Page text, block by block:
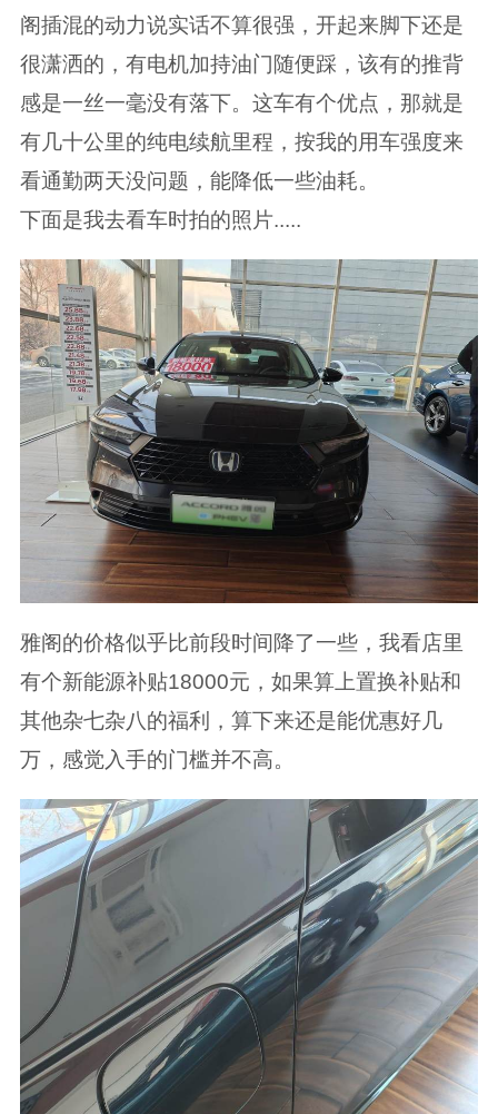
阁插混的动力说实话不算很强，开起来脚下还是
很潇洒的，有电机加持油门随便踩，该有的推背
感是一丝一毫没有落下。这车有个优点，那就是
有几十公里的纯电续航里程，按我的用车强度来
看通勤两天没问题，能降低一些油耗。
下面是我去看车时拍的照片.....
雅阁的价格似乎比前段时间降了一些，我看店里
有个新能源补贴18000元，如果算上置换补贴和
其他杂七杂八的福利，算下来还是能优惠好几
万，感觉入手的门槛并不高。